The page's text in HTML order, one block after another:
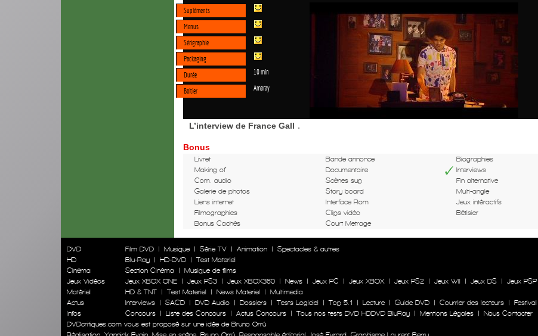
Supléments
Menus
Sérigraphie
Packaging
Durée
10 min
Boitier Amaray
L’interview de France Gall .
Bonus
Livret Bande annonce
Biographies
Making of
Documentaire
Interviews
Com. audio
Scènes sup
Fin alternative
Galerie de photos
Story board
Multi-angle
Liens internet
Interface Rom
Jeux intéractifs
Filmographies
Clips vidéo
Bêtisier
Bonus Cachés
Court Metrage
DVD
HD
Cinéma
Jeux Vidéos
Matériel
Actus
Infos
Film DVD | Musique | Série TV | Animation |
Spectacles & autres
Blu-Ray
| HD-DVD |
Test Materiel
Section Cinéma
|
Musique de films
Jeux XBOX ONE
| Jeux PS3 | Jeux XBOX360 | News | Jeux PC | Jeux XBOX | Jeux PS2 | Jeux WII | Jeux DS |
Jeux PSP
HD & TNT
| Test Materiel | News Materiel |
Multimedia
Interviews
| SACD | DVD Audio | Dossiers | Tests Logiciel | Top 5.1 | Lecture | Guide DVD | Courrier des lecteurs | Festival
Concours
| Liste des Concours | Actus Concours | Tous nos tests DVD HDDVD BluRay | Mentions Légales |
Nous Contacter
DVDcritiques.com vous est proposé sur une idée de Bruno Orrú